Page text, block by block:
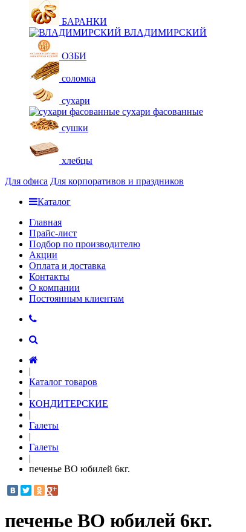
БАРАНКИ
ВЛАДИМИРСКИЙ
ОЗБИ
соломка
сухари
сухари фасованные
сушки
хлебцы
Для офиса Для корпоративов и праздников
Каталог
Главная
Прайс-лист
Подбор по производителю
Акции
Оплата и доставка
Контакты
О компании
Постоянным клиентам
|
Каталог товаров
|
КОНДИТЕРСКИЕ
|
Галеты
|
Галеты
|
печенье ВО юбилей 6кг.
печенье ВО юбилей 6кг.